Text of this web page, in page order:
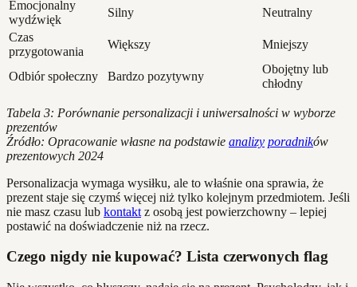
Emocjonalny
wydźwięk
Silny
Neutralny
Czas
przygotowania
Większy Mniejszy
Odbiór społeczny Bardzo pozytywny
Obojętny lub
chłodny
Tabela 3: Porównanie personalizacji i uniwersalności w wyborze
prezentów
Źródło: Opracowanie własne na podstawie analizy poradników
prezentowych 2024
Personalizacja wymaga wysiłku, ale to właśnie ona sprawia, że
prezent staje się czymś więcej niż tylko kolejnym przedmiotem. Jeśli
nie masz czasu lub kontakt z osobą jest powierzchowny – lepiej
postawić na doświadczenie niż na rzecz.
Czego nigdy nie kupować? Lista czerwonych flag